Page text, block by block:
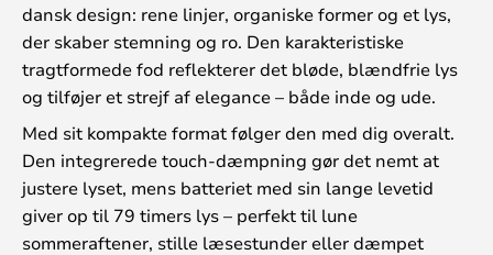
dansk design: rene linjer, organiske former og et lys,
der skaber stemning og ro. Den karakteristiske
tragtformede fod reflekterer det bløde, blændfrie lys
og tilføjer et strejf af elegance – både inde og ude.
Med sit kompakte format følger den med dig overalt.
Den integrerede touch-dæmpning gør det nemt at
justere lyset, mens batteriet med sin lange levetid
giver op til 79 timers lys – perfekt til lune
sommeraftener, stille læsestunder eller dæmpet